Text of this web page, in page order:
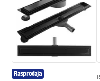
Boja stakla
Naćin otvoranja
Montaža
Visina (mm)
Smjer kabine
shower manual.pdf
Instrukcja montażu
Rasprodaja